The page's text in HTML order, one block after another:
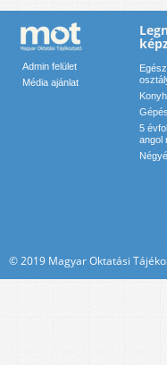
Admin felület
Média ajánlat
5
angol
© 2019 Magyar Oktatási